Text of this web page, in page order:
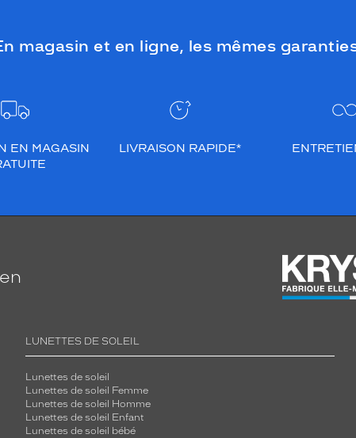
magasin et en ligne, les mêmes
EN MAGASIN
LIVRAISON RAPIDE*
LUNETTES DE SOLEIL
Lunettes de soleil
Lunettes de soleil Femme
Lunettes de soleil Homme
Lunettes de soleil Enfant
Lunettes de soleil bébé